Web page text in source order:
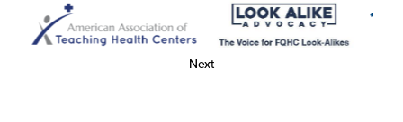
Next